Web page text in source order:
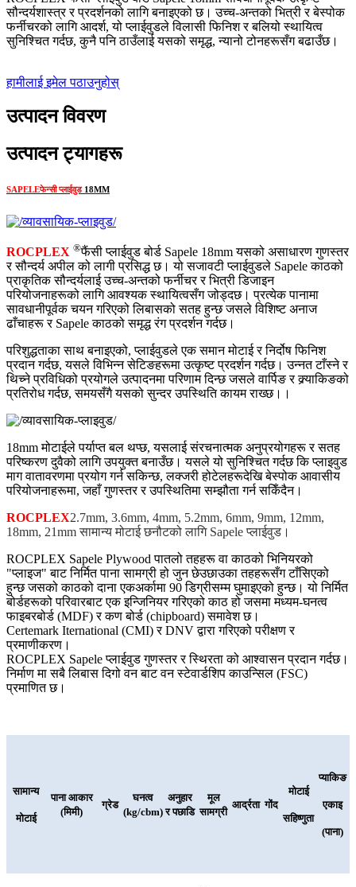
सौन्दर्यशास्त्र र प्रदर्शनको लागि बनाइएको छ। उच्च-अन्तको भित्री र बेस्पोक
फर्नीचरको लागि आदर्श, यो प्लाईवुडले विलासी फिनिश र बलियो स्थायित्व
सुनिश्चित गर्दछ, कुनै पनि ठाउँलाई यसको समृद्ध, न्यानो टोनहरूसँग बढाउँछ।
हामीलाई इमेल पठाउनुहोस्
उत्पादन विवरण
उत्पादन ट्यागहरू
SAPELEफेन्सी प्लाईवुड 18MM
ROCPLEX ®फैंसी प्लाईवुड बोर्ड Sapele 18mm यसको असाधारण गुणस्तर
र सौन्दर्य अपील को लागी प्रसिद्ध छ। यो सजावटी प्लाईवुडले Sapele काठको
प्राकृतिक सौन्दर्यलाई उच्च-अन्तको फर्नीचर र भित्री डिजाइन
परियोजनाहरूको लागि आवश्यक स्थायित्वसँग जोड्दछ। प्रत्येक पानामा
सावधानीपूर्वक चयन गरिएको लिबासको सतह हुन्छ जसले विशिष्ट अनाज
ढाँचाहरू र Sapele काठको समृद्ध रंग प्रदर्शन गर्दछ।
परिशुद्धताका साथ बनाइएको, प्लाईवुडले एक समान मोटाई र निर्दोष फिनिश
प्रदान गर्दछ, यसले विभिन्न सेटिङहरूमा उत्कृष्ट प्रदर्शन गर्दछ। उन्नत टाँस्ने र
थिच्ने प्रविधिको प्रयोगले उत्पादनमा परिणाम दिन्छ जसले वार्पिङ र क्र्याकिङको
प्रतिरोध गर्दछ, समयसँगै यसको सुन्दर उपस्थिति कायम राख्छ। ।
18mm मोटाईले पर्याप्त बल थप्छ, यसलाई संरचनात्मक अनुप्रयोगहरू र सतह
परिष्करण दुवैको लागि उपयुक्त बनाउँछ। यसले यो सुनिश्चित गर्दछ कि प्लाइवुड
माग वातावरणमा प्रयोग गर्न सकिन्छ, लक्जरी होटेलहरूदेखि बेस्पोक आवासीय
परियोजनाहरूमा, जहाँ गुणस्तर र उपस्थितिमा सम्झौता गर्न सकिँदैन।
ROCPLEX2.7mm, 3.6mm, 4mm, 5.2mm, 6mm, 9mm, 12mm,
18mm, 21mm सामान्य मोटाई छनौटको लागि Sapele प्लाईवुड।
ROCPLEX Sapele Plywood पातलो तहहरू वा काठको भिनियरको
"प्लाइज" बाट निर्मित पाना सामग्री हो जुन छेउछाउका तहहरूसँग टाँसिएको
हुन्छ जसको काठको दाना एकअर्कामा 90 डिग्रीसम्म घुमाइएको हुन्छ। यो निर्मित
बोर्डहरूको परिवारबाट एक इन्जिनियर गरिएको काठ हो जसमा मध्यम-घनत्व
फाइबरबोर्ड (MDF) र कण बोर्ड (chipboard) समावेश छ।
Certemark Iternational (CMI) र DNV द्वारा गरिएको परीक्षण र
प्रमाणीकरण।
ROCPLEX Sapele प्लाईवुड गुणस्तर र स्थिरता को आश्वासन प्रदान गर्दछ।
निर्माण मा सबै लिबास दिगो वन बाट वन स्टेवार्डशिप काउन्सिल (FSC)
प्रमाणित छ।
सामान्य
मोटाई
पाना आकार
(मिमी)
ग्रेड
घनत्व
(kg/cbm)
गोंद
मोटाई
सहिष्णुता
प्याकिङ
एकाइ
(पाना)
अनुहार
र पछाडि
मूल
सामग्री
आर्द्रता